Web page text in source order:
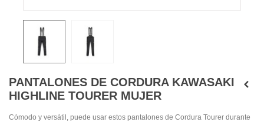
PANTALONES DE CORDURA KAWASAKI
HIGHLINE TOURER MUJER
Cómodo y versátil, puede usar estos pantalones de Cordura Tourer durante